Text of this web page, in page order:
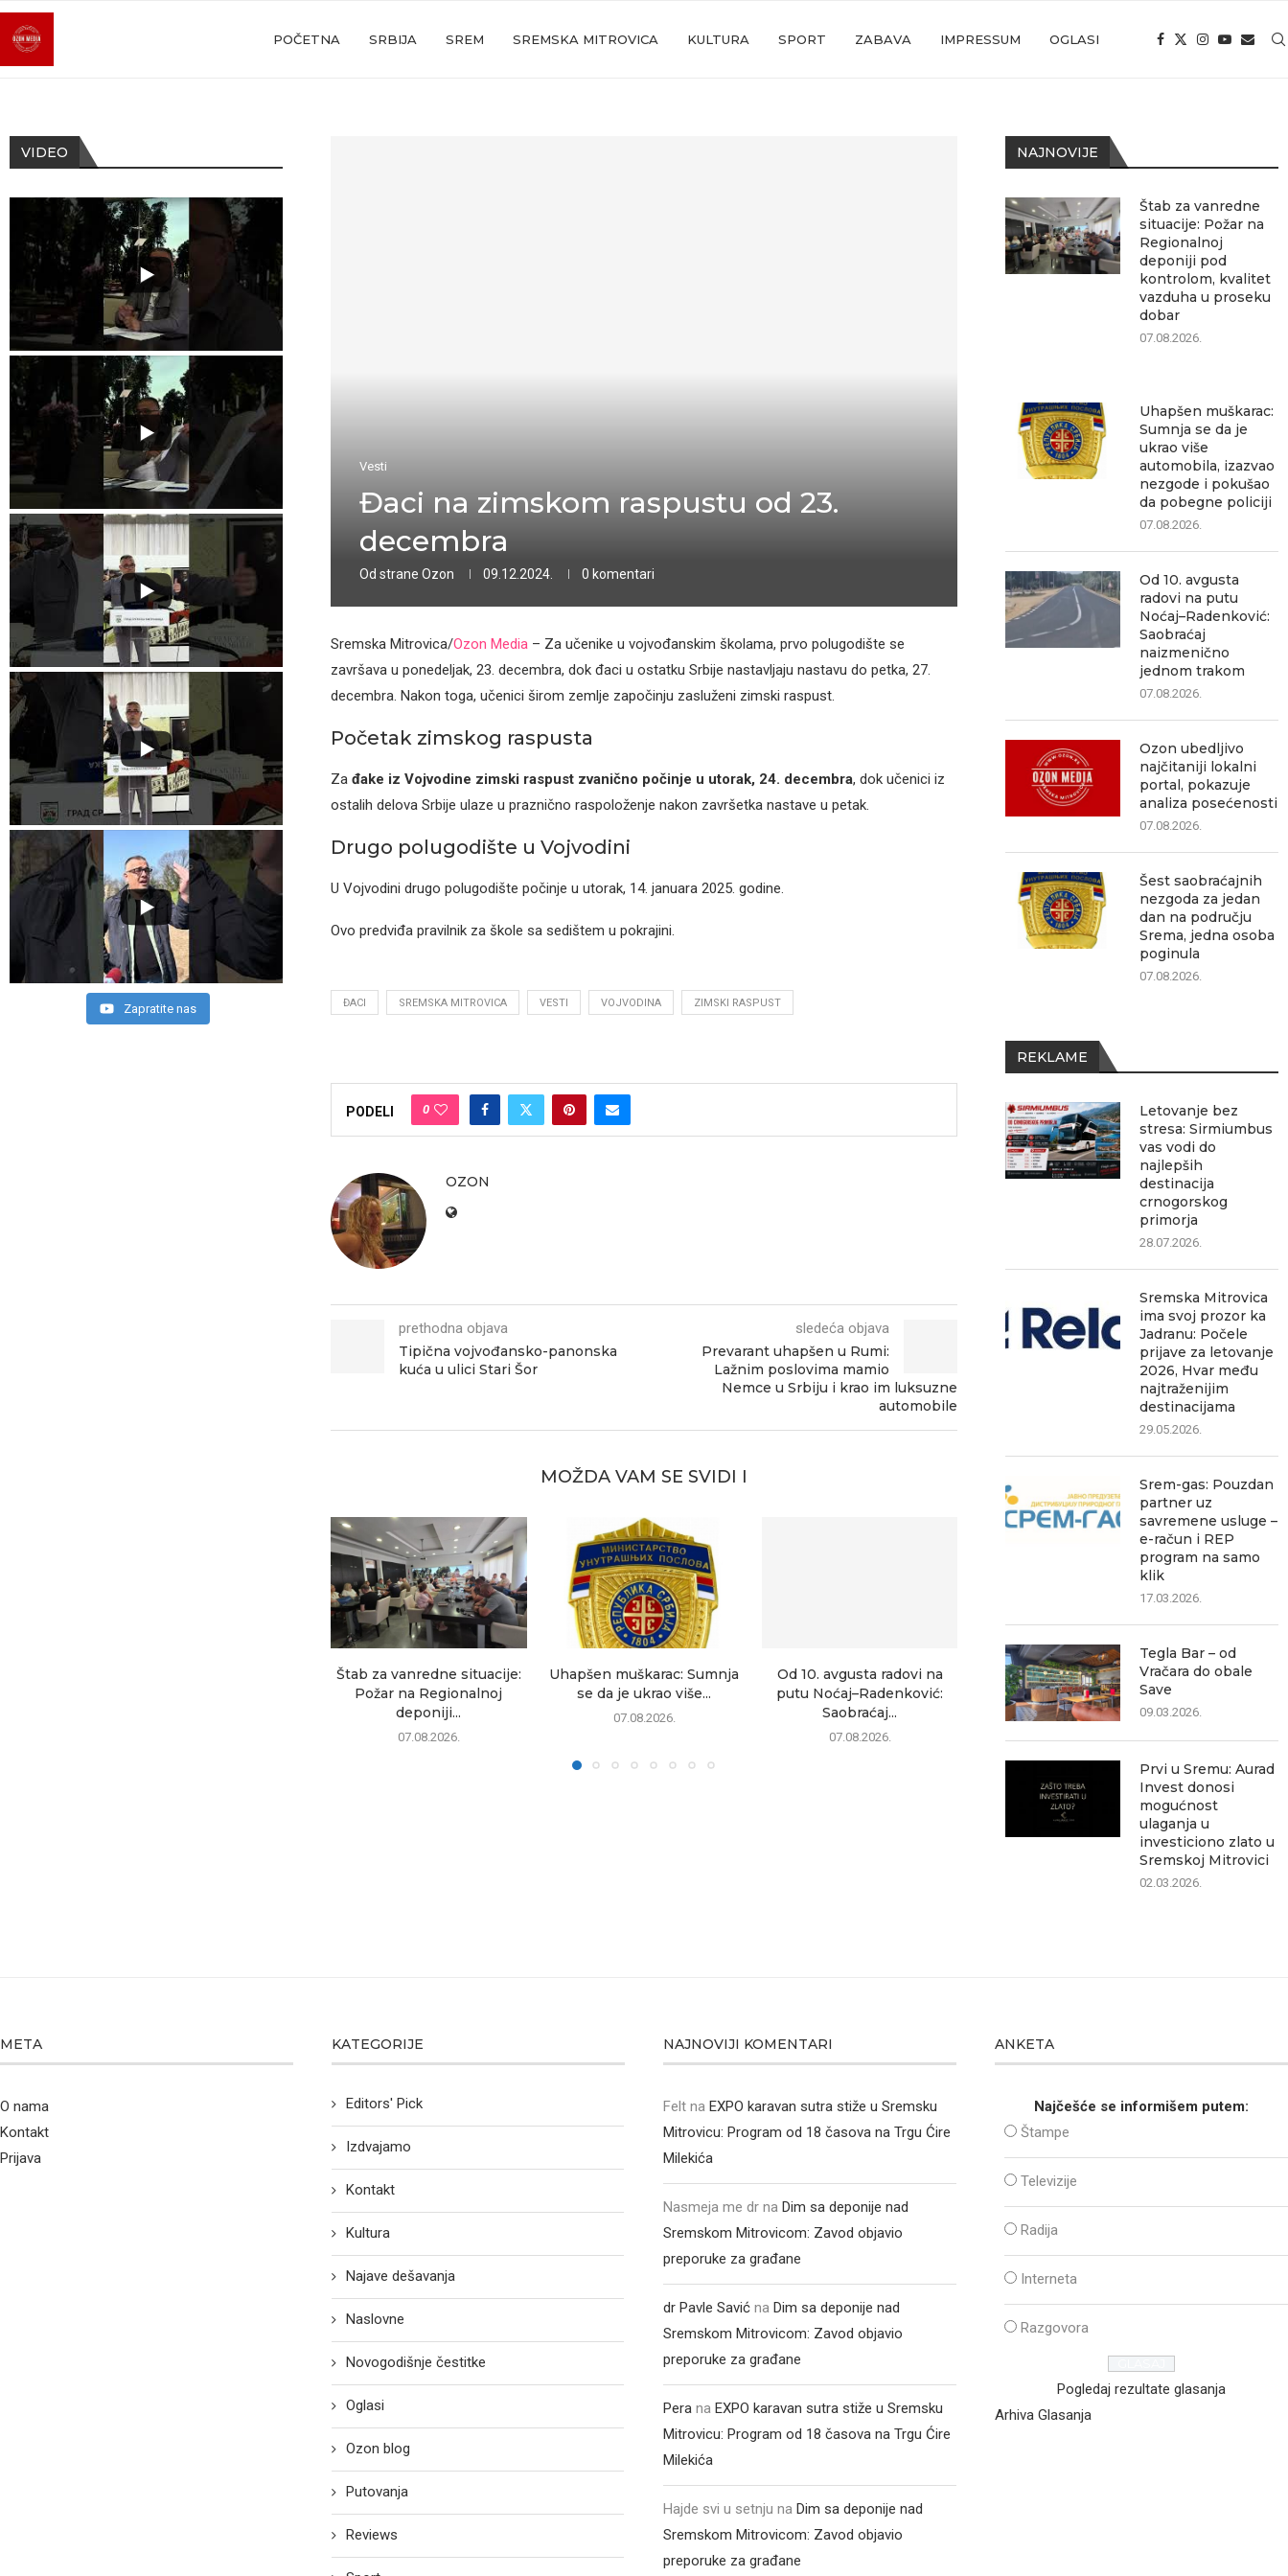
POČETNA SRBIJA SREM SREMSKA MITROVICA KULTURA SPORT ZABAVA IMPRESSUM OGLASI
Vesti
Đaci na zimskom raspustu od 23.
decembra
Od strane Ozon 09.12.2024. 0 komentari
Sremska Mitrovica/Ozon Media– Za učenike u vojvođanskim školama, prvo polugodište se
završava u ponedeljak, 23. decembra, dok đaci u ostatku Srbije nastavljaju nastavu do petka, 27.
decembra. Nakon toga, učenici širom zemlje započinju zasluženi zimski raspust.
Početak zimskog raspusta
Za đake iz Vojvodine zimski raspust zvanično počinje u utorak, 24. decembra, dok učenici iz
ostalih delova Srbije ulaze u praznično raspoloženje nakon završetka nastave u petak.
Drugo polugodište u Vojvodini
U Vojvodini drugo polugodište počinje u utorak, 14. januara 2025. godine.
Ovo predviđa pravilnik za škole sa sedištem u pokrajini.
ĐACI SREMSKA MITROVICA VESTI VOJVODINA ZIMSKI RASPUST
PODELI 0
OZON
prethodna objava
Tipična vojvođansko-panonska
kuća u ulici Stari Šor
sledeća objava
Prevarant uhapšen u Rumi:
Lažnim poslovima mamio
Nemce u Srbiju i krao im luksuzne
automobile
MOŽDA VAM SE SVIDI I
Štab za vanredne situacije:
Požar na Regionalnoj
deponiji...
07.08.2026.
Uhapšen muškarac: Sumnja
se da je ukrao više...
07.08.2026.
Od 10. avgusta radovi na
putu Noćaj–Radenković:
Saobraćaj...
07.08.2026.
Ozon ubedljivo najčitaniji
lokalni portal, pokazuje
analiza posećenosti
07.08.2026.
Šest
NAJNOVIJE
Štab za vanredne
situacije: Požar na
Regionalnoj
deponiji pod
kontrolom, kvalitet
vazduha u proseku
dobar
07.08.2026.
Uhapšen muškarac:
Sumnja se da je
ukrao više
automobila, izazvao
nezgode i pokušao
da pobegne policiji
07.08.2026.
Od 10. avgusta
radovi na putu
Noćaj–Radenković:
Saobraćaj
naizmenično
jednom trakom
07.08.2026.
Ozon ubedljivo
najčitaniji lokalni
portal, pokazuje
analiza posećenosti
07.08.2026.
Šest saobraćajnih
nezgoda za jedan
dan na području
Srema, jedna osoba
poginula
07.08.2026.
REKLAME
Letovanje bez
stresa: Sirmiumbus
vas vodi do
najlepših
destinacija
crnogorskog
primorja
28.07.2026.
Sremska Mitrovica
ima svoj prozor ka
Jadranu: Počele
prijave za letovanje
2026, Hvar među
najtraženijim
destinacijama
29.05.2026.
Srem-gas: Pouzdan
partner uz
savremene usluge –
e-račun i REP
program na samo
klik
17.03.2026.
Tegla Bar – od
Vračara do obale
Save
09.03.2026.
Prvi u Sremu: Aurad
Invest donosi
mogućnost
ulaganja u
investiciono zlato u
Sremskoj Mitrovici
02.03.2026.
VIDEO
Zapratite nas
META
O nama
Kontakt
Prijava
KATEGORIJE
Editors' Pick
Izdvajamo
Kontakt
Kultura
Najave dešavanja
Naslovne
Novogodišnje čestitke
Oglasi
Ozon blog
Putovanja
Reviews
NAJNOVIJI KOMENTARI
Felt naEXPO karavan sutra stiže u Sremsku
Mitrovicu: Program od 18 časova na Trgu Ćire
Milekića
Nasmeja me dr naDim sa deponije nad
Sremskom Mitrovicom: Zavod objavio
preporuke za građane
dr Pavle Savić naDim sa deponije nad
Sremskom Mitrovicom: Zavod objavio
preporuke za građane
Pera naEXPO karavan sutra stiže u Sremsku
Mitrovicu: Program od 18 časova na Trgu Ćire
Milekića
Hajde svi u setnju naDim sa deponije nad
Sremskom Mitrovicom: Zavod objavio
preporuke za građane
ANKETA
Najčešće se informišem putem:
Štampe
Televizije
Radija
Interneta
Razgovora
Pogledaj rezultate glasanja
Arhiva Glasanja